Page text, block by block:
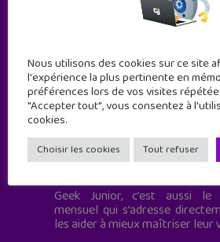
Geek Junior est le premier site
à destination des adolescents.
Geek Junior, c’est aussi le
mensuel qui s’adresse
les aider à mieux maîtriser leur
Nous utilisons des cookies sur ce site
l'expérience la plus pertinente en
préférences lors de vos visites
"Accepter tout", vous consentez à
cookies.
Choisir les cookies Tout refuser